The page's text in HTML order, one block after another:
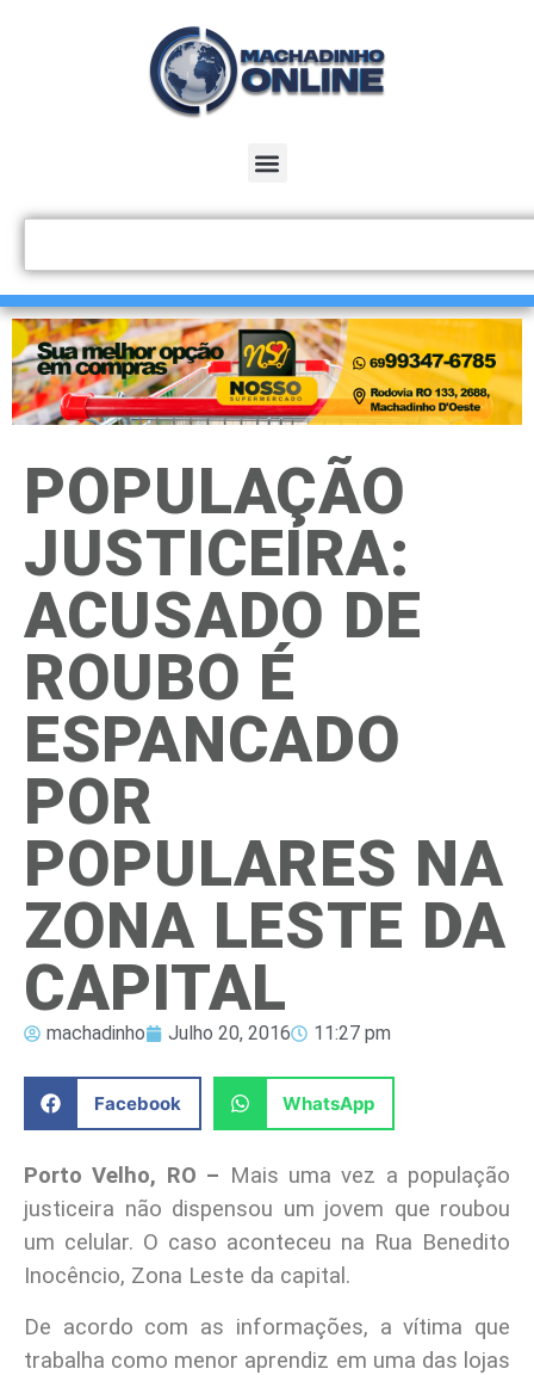
POPULAÇÃO
JUSTICEIRA:
ACUSADO DE
ROUBO É
ESPANCADO
POR
POPULARES NA
ZONA LESTE DA
CAPITAL
machadinho Julho 20, 2016 11:27 pm
Facebook WhatsApp
Porto Velho, RO – Mais uma vez a população
justiceira não dispensou um jovem que roubou
um celular. O caso aconteceu na Rua Benedito
Inocêncio, Zona Leste da capital.
De acordo com as informações, a vítima que
trabalha como menor aprendiz em uma das lojas